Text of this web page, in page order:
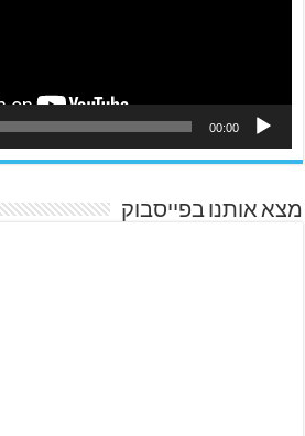
00:00
מצא אותנו בפייסבוק